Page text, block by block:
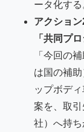
ータ化する
アクショ
「共同プ
「今回の
は国の補
ップボデ
案を、取
社）へ持